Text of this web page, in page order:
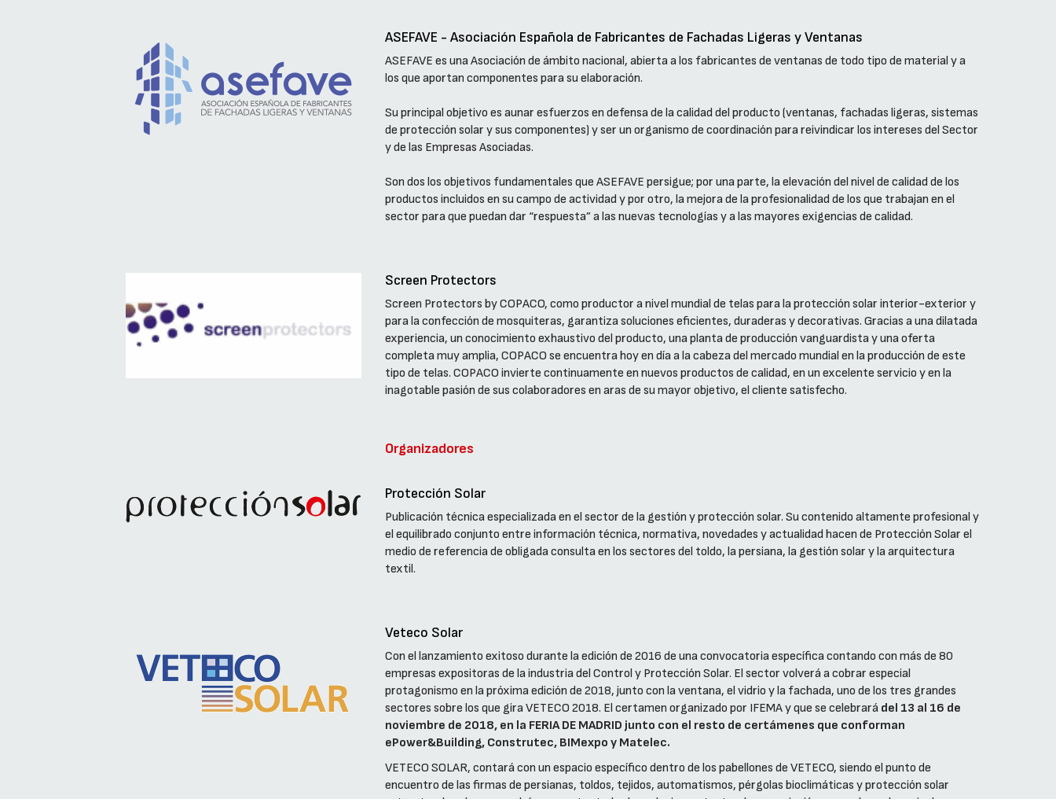
ASEFAVE - Asociación Española de Fabricantes de Fachadas Ligeras y Ventanas
ASEFAVE es una Asociación de ámbito nacional, abierta a los fabricantes de ventanas de todo tipo de material y a
los que aportan componentes para su elaboración.
Su principal objetivo es aunar esfuerzos en defensa de la calidad del producto (ventanas, fachadas ligeras, sistemas
de protección solar y sus componentes) y ser un organismo de coordinación para reivindicar los intereses del Sector
y de las Empresas Asociadas.
Son dos los objetivos fundamentales que ASEFAVE persigue; por una parte, la elevación del nivel de calidad de los
productos incluidos en su campo de actividad y por otro, la mejora de la profesionalidad de los que trabajan en el
sector para que puedan dar “respuesta” a las nuevas tecnologías y a las mayores exigencias de calidad.
Screen Protectors
Screen Protectors by COPACO, como productor a nivel mundial de telas para la protección solar interior-exterior y
para la confección de mosquiteras, garantiza soluciones eficientes, duraderas y decorativas. Gracias a una dilatada
experiencia, un conocimiento exhaustivo del producto, una planta de producción vanguardista y una oferta
completa muy amplia, COPACO se encuentra hoy en día a la cabeza del mercado mundial en la producción de este
tipo de telas. COPACO invierte continuamente en nuevos productos de calidad, en un excelente servicio y en la
inagotable pasión de sus colaboradores en aras de su mayor objetivo, el cliente satisfecho.
Organizadores
Protección Solar
Publicación técnica especializada en el sector de la gestión y protección solar. Su contenido altamente profesional y
el equilibrado conjunto entre información técnica, normativa, novedades y actualidad hacen de Protección Solar el
medio de referencia de obligada consulta en los sectores del toldo, la persiana, la gestión solar y la arquitectura
textil.
Veteco Solar
Con el lanzamiento exitoso durante la edición de 2016 de una convocatoria específica contando con más de 80
empresas expositoras de la industria del Control y Protección Solar. El sector volverá a cobrar especial
protagonismo en la próxima edición de 2018, junto con la ventana, el vidrio y la fachada, uno de los tres grandes
sectores sobre los que gira VETECO 2018. El certamen organizado por IFEMA y que se celebrará del 13 al 16 de
noviembre de 2018, en la FERIA DE MADRID junto con el resto de certámenes que conforman
ePower&Building, Construtec, BIMexpo y Matelec.
VETECO SOLAR, contará con un espacio específico dentro de los pabellones de VETECO, siendo el punto de
encuentro de las firmas de persianas, toldos, tejidos, automatismos, pérgolas bioclimáticas y protección solar